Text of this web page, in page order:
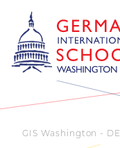
GIS Washington - DE